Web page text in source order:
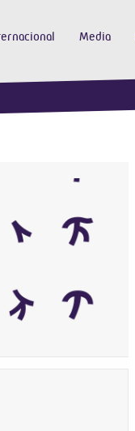
Media